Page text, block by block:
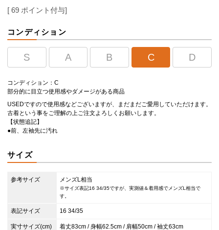
[ 69 ポイント付与]
コンディション
S A B C D
コンディション：C
部分的に目立つ使用感やダメージがある商品
USEDですので使用感などございますが、まだまだご愛用していただけます。
古着という事をご理解の上ご注文よろしくお願いします。
【状態追記】
●前、左袖先に汚れ
サイズ
参考サイズ メンズL相当
※サイズ表記16 34/35ですが、実測値＆着用感でメンズL相当で
す。
表記サイズ 16 34/35
実寸サイズ(cm) 着丈83cm / 身幅62.5cm / 肩幅50cm / 袖丈63cm